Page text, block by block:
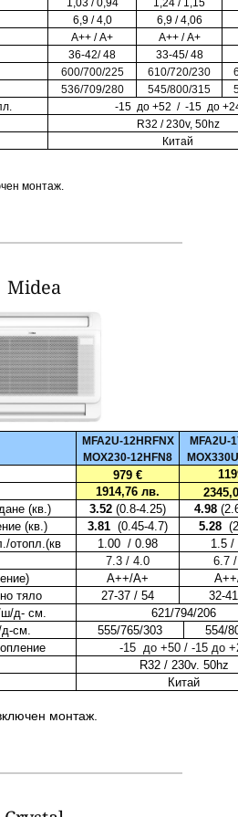
1,03 / 0,94 1,24 / 1,15
6,9 / 4,0 6,9 / 4,06
А++ / А+
А++ / А+
36-42/48 33-45/48
600/700/225 610/720/230
536/709/280 545/800/315
-15до +52 / -15 до +
R32 /230v, 50hz
Китай
монтаж.
Midea
MFA2U-12HRFNX
MOX230-12HFN8
MFA2U-
979 €
1914,76 лв.
(кв.)
3.52 (0.8-4. 25) 4.98 (
(кв.)
3.81 (0.45-4.7) 5.28 (
отопл.(кв
1.00 / 0.98
1.5 /
7.3 / 4.0
6.7
А++/А+ А++
тяло
27-37 / 54
32-
д- см.
621/794/206
см.
555/765/303
554/
-15 до +50 / -1 5 до
R32 / 230v. 50hz
Китай
монтаж.